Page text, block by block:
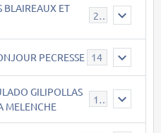
BLAIREAUX ET
21
PECRESSE 14
GILIPOLLAS
MELENCHE
119